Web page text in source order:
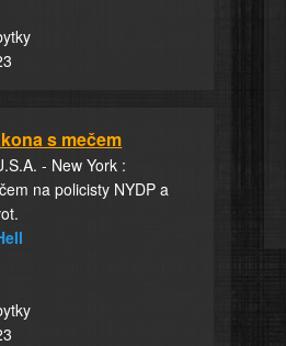
s mečem
- New York :
na policisty NYDP a